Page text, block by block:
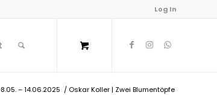
Log In
– 14.06.2025 / Oskar Koller | Zwei Blumentöpfe